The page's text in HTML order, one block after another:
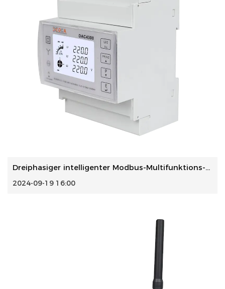
Dreiphasiger intelligenter Modbus-Multifunktions-Prepaid-S...
2024-09-19 16:00